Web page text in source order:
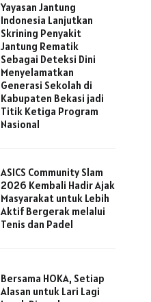
Yayasan Jantung
Indonesia Lanjutkan
Skrining Penyakit
Jantung Rematik
Sebagai Deteksi Dini
Menyelamatkan
Generasi Sekolah di
Kabupaten Bekasi jadi
Titik Ketiga Program
Nasional
ASICS Community Slam
2026 Kembali Hadir Ajak
Masyarakat untuk Lebih
Aktif Bergerak melalui
Tenis dan Padel
Bersama HOKA, Setiap
Alasan untuk Lari Lagi